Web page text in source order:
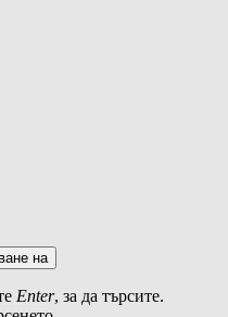
на
Enter, за да търсите.